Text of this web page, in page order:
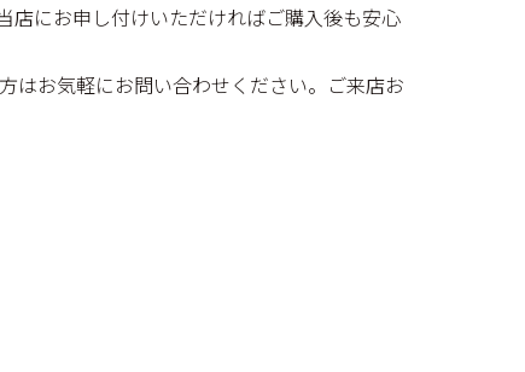
店にお申し付けいただければご購入後も安心
はお気軽にお問い合わせください。ご来店お